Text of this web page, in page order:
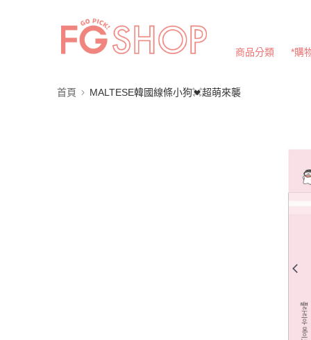
商品分類 *購
首頁 MALTESE韓國線條小狗💓超萌來襲